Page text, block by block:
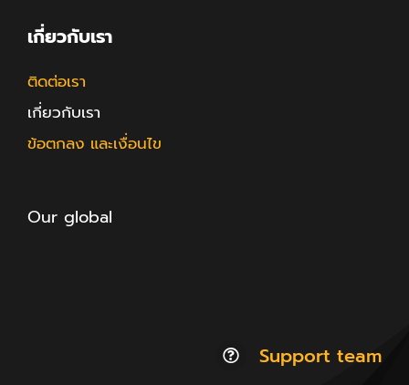
เกี่ยวกับเรา
ติดต่อเรา
เกี่ยวกับเรา
ข้อตกลง และเงื่อนไข
Our global
Support team